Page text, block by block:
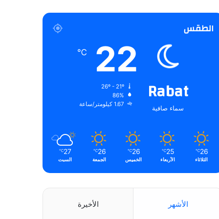
الطقس
Rabat
سماء صافية
22
℃
86%
1.67 كيلومتر/ساعة
26
℃
الثلاثاء
25
℃
الأربعاء
26
℃
الخميس
26
℃
الجمعة
27
℃
السبت
الأشهر الأخيرة